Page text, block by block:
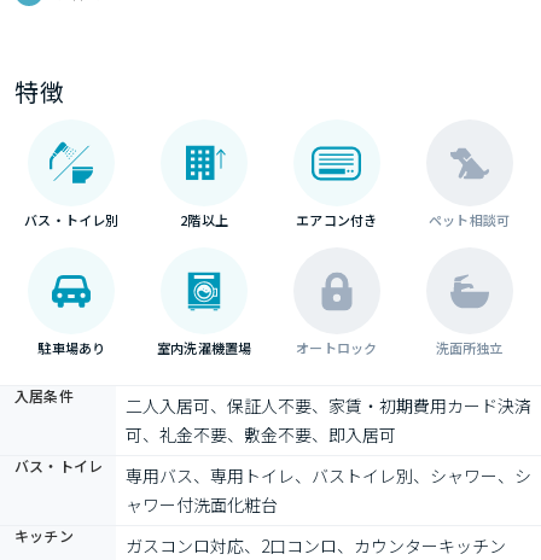
特徴
バス・トイレ別 2階以上 エアコン付き ペット相談可
駐車場あり 室内洗濯機置場 オートロック 洗面所独立
入居条件
二人入居可、保証人不要、家賃・初期費用カード決済
可、礼金不要、敷金不要、即入居可
バス・トイレ
専用バス、専用トイレ、バストイレ別、シャワー、シ
ャワー付洗面化粧台
キッチン ガスコンロ対応、2口コンロ、カウンターキッチン